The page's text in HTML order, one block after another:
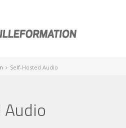
Self-Hosted Audio